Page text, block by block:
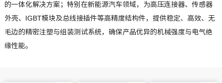
的一体化解决方案；特别在新能源汽车领域，为高压连接器、传感器
外壳、IGBT模块及总线接插件等高精度结构件，提供稳定、高效、无
毛边的精密注塑与组装测试系统，确保产品优异的机械强度与电气绝
缘性能。